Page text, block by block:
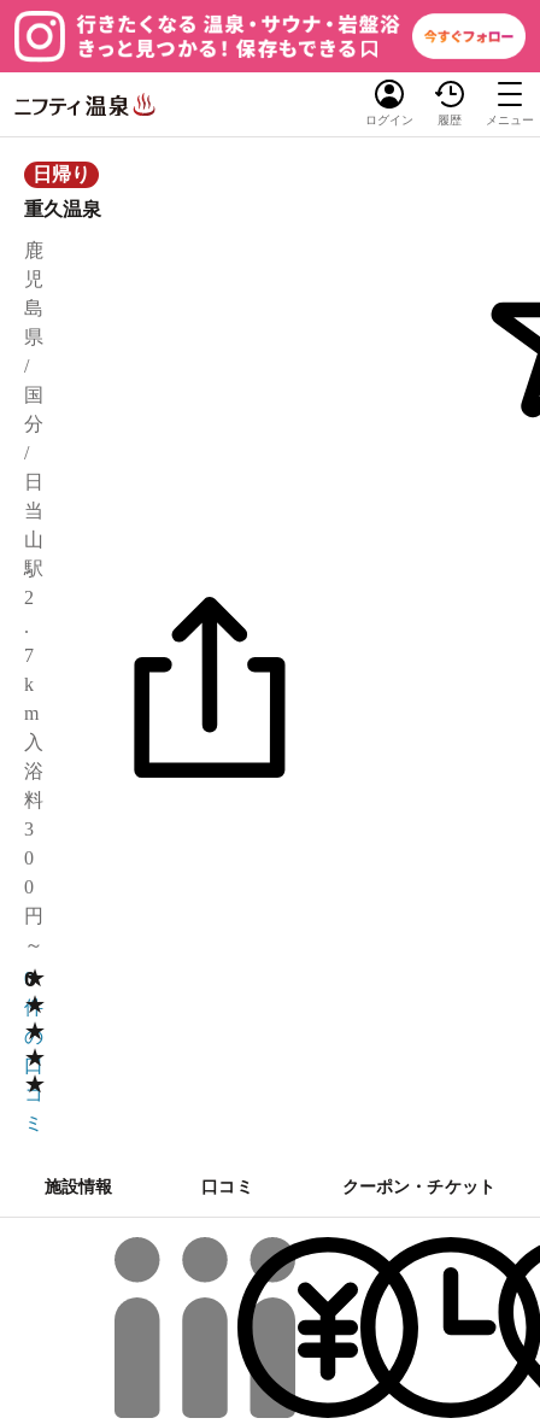
ログイン 履歴 メニュー
日帰り
重久温泉
鹿
児
島
県
/
国
分
/
日
当
山
駅
2
.
7
k
m
入
浴
料
3
0
0
円
～
★
★
★
★
★
0
0
件
の
口
コ
ミ
施設情報 口コミ クーポン・チケット